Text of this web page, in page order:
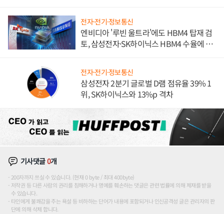
전자·전기·정보통신
엔비디아 '루빈 울트라'에도 HBM4 탑재 검
토, 삼성전자·SK하이닉스 HBM4 수율에 주
전자·전기·정보통신
삼성전자 2분기 글로벌 D램 점유율 39% 1
위, SK하이닉스와 13%p 격차
기사댓글0개
200자까지 쓰실 수 있습니다. (현재 0 byte / 최대 400byte)
저작권 등 다른 사람의 권리를 침해하거나 명예를 훼손하는 댓글은 관련 법률에 의해 제재를 받을
수 있습니다.
타인에게 불쾌감을 주는 욕설 등 비하하는 단어가 내용에 포함되거나 인신공격성 글은 관리자의 판
단에 의해 삭제 합니다.